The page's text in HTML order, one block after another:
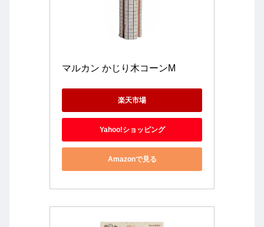
マルカン かじり木コーンM
楽天市場
Yahoo!ショッピング
Amazonで見る